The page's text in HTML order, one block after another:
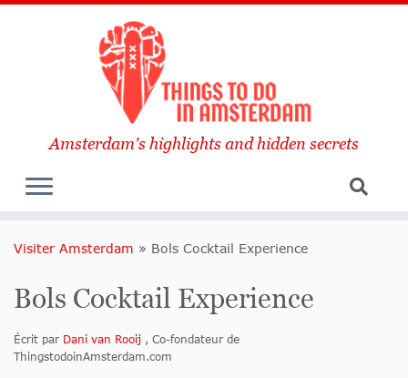
Amsterdam's highlights and hidden secrets
Visiter Amsterdam » Bols Cocktail Experience
Bols Cocktail Experience
Écrit par Dani van Rooij , Co-fondateur de
ThingstodoinAmsterdam.com